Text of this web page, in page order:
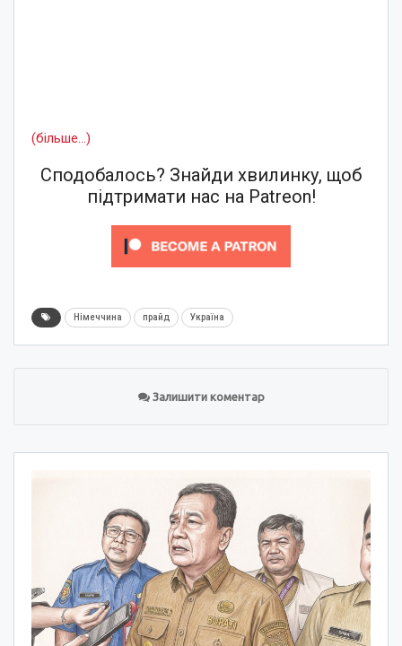
(більше…)
Сподобалось? Знайди хвилинку, щоб
підтримати нас на Patreon!
Німеччина прайд Україна
Залишити коментар